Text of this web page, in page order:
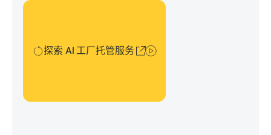
探索 AI 工厂托管服务
探索 AI 工厂托管服务